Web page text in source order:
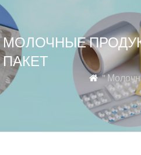
МОЛОЧНЫЕ
ПАКЕТ
 "